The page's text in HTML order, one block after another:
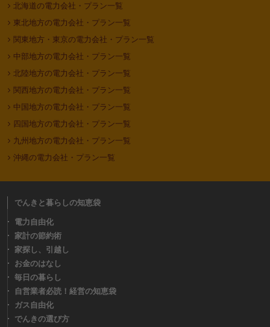
北海道の電力会社・プラン一覧
東北地方の電力会社・プラン一覧
関東地方・東京の電力会社・プラン一覧
中部地方の電力会社・プラン一覧
北陸地方の電力会社・プラン一覧
関西地方の電力会社・プラン一覧
中国地方の電力会社・プラン一覧
四国地方の電力会社・プラン一覧
九州地方の電力会社・プラン一覧
沖縄の電力会社・プラン一覧
でんきと暮らしの知恵袋
電力自由化
家計の節約術
家探し、引越し
お金のはなし
毎日の暮らし
自営業者必読！経営の知恵袋
ガス自由化
でんきの選び方